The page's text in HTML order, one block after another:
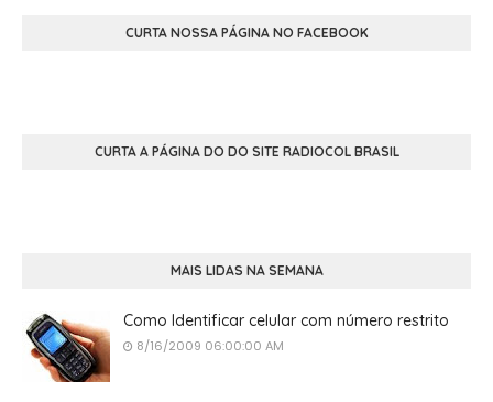
CURTA NOSSA PÁGINA NO FACEBOOK
CURTA A PÁGINA DO DO SITE RADIOCOL BRASIL
MAIS LIDAS NA SEMANA
Como Identificar celular com número restrito
8/16/2009 06:00:00 AM